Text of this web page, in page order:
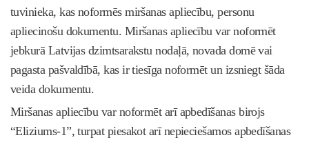
tuvinieka, kas noformēs miršanas apliecību, personu
apliecinošu dokumentu. Miršanas apliecību var noformēt
jebkurā Latvijas dzimtsarakstu nodaļā, novada domē vai
pagasta pašvaldībā, kas ir tiesīga noformēt un izsniegt šāda
veida dokumentu.
Miršanas apliecību var noformēt arī apbedīšanas birojs
“Eliziums-1”, turpat piesakot arī nepieciešamos apbedīšanas